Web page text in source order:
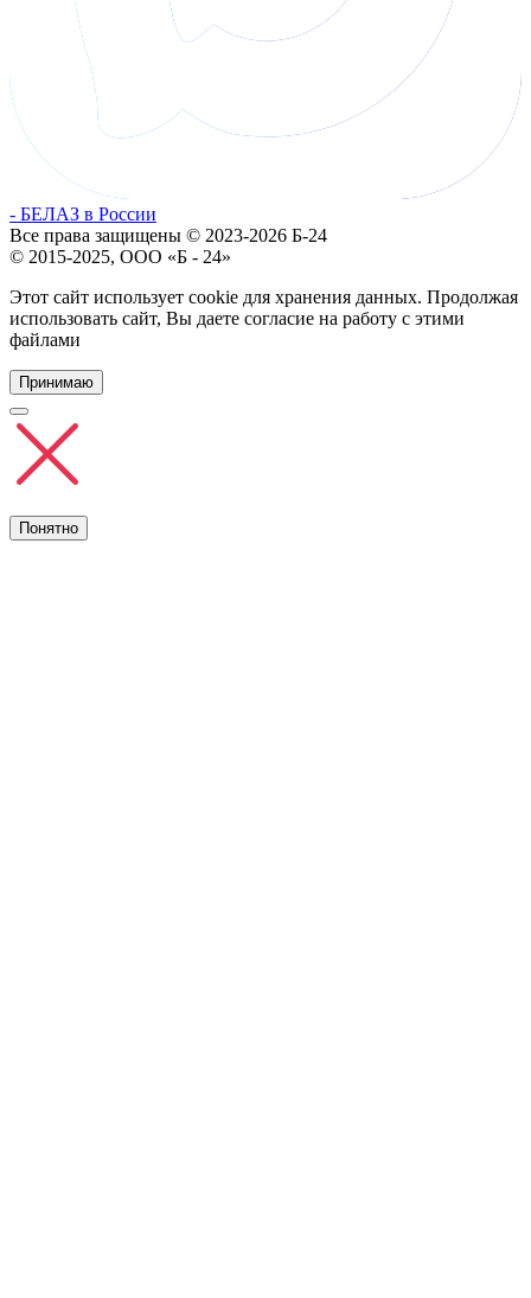
- БЕЛАЗ в России
Все права защищены © 2023-2026 Б-24
© 2015-2025, ООО «Б - 24»
Этот сайт использует cookie для хранения данных. Продолжая
использовать сайт, Вы даете согласие на работу с этими
файлами
Принимаю
Понятно